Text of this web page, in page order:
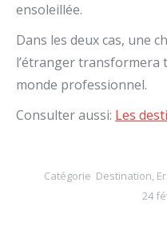
ensoleillée.
Dans les deux cas, une
l’étranger transformera
monde professionnel.
Consulter aussi: Les
Catégorie Destination,
24